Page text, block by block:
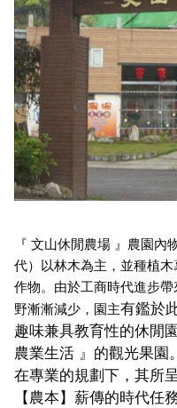
『 文山休閒農場 』農園
代）以林木為主，並種植
作物。由於工商時代進步
野漸漸減少，園主有鑑於
趣味兼具教育性的休閒
農業生活 』的觀光果園。
在專業的規劃下，其所
【農本】薪傳的時代任